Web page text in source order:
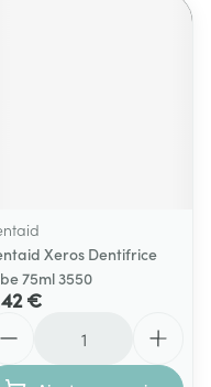
Xeros Dentifrice
75ml 3550
€